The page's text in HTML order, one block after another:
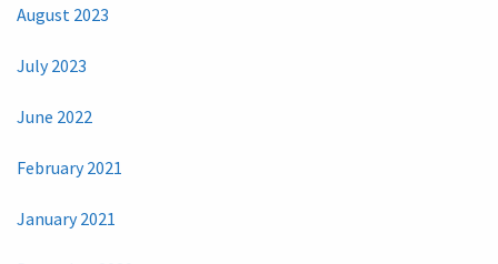
August 2023
July 2023
June 2022
February 2021
January 2021